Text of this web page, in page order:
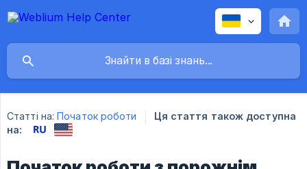
Статті на: Початок роботи
Ця стаття також доступна
на: